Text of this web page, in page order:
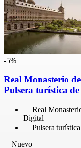
-5%
Real Monasterio
Pulsera turística de
Real
Digital
Pulsera
Nuevo